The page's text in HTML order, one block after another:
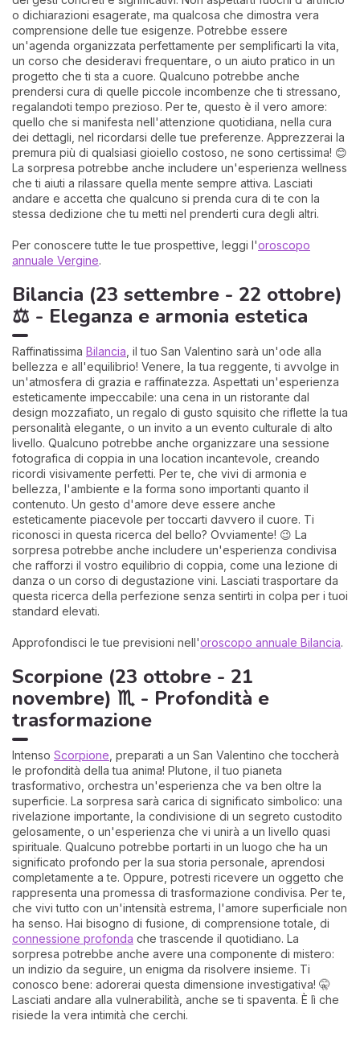
o dichiarazioni esagerate, ma qualcosa che dimostra vera
comprensione delle tue esigenze. Potrebbe essere
un'agenda organizzata perfettamente per semplificarti la vita,
un corso che desideravi frequentare, o un aiuto pratico in un
progetto che ti sta a cuore. Qualcuno potrebbe anche
prendersi cura di quelle piccole incombenze che ti stressano,
regalandoti tempo prezioso. Per te, questo è il vero amore:
quello che si manifesta nell'attenzione quotidiana, nella cura
dei dettagli, nel ricordarsi delle tue preferenze. Apprezzerai la
premura più di qualsiasi gioiello costoso, ne sono certissima! 😊
La sorpresa potrebbe anche includere un'esperienza wellness
che ti aiuti a rilassare quella mente sempre attiva. Lasciati
andare e accetta che qualcuno si prenda cura di te con la
stessa dedizione che tu metti nel prenderti cura degli altri.
Per conoscere tutte le tue prospettive, leggi l'oroscopo
annuale Vergine.
Bilancia (23 settembre - 22 ottobre)
⚖️ - Eleganza e armonia estetica
Raffinatissima Bilancia , il tuo San Valentino sarà un'ode alla
bellezza e all'equilibrio! Venere, la tua reggente, ti avvolge in
un'atmosfera di grazia e raffinatezza. Aspettati un'esperienza
esteticamente impeccabile: una cena in un ristorante dal
design mozzafiato, un regalo di gusto squisito che riflette la tua
personalità elegante, o un invito a un evento culturale di alto
livello. Qualcuno potrebbe anche organizzare una sessione
fotografica di coppia in una location incantevole, creando
ricordi visivamente perfetti. Per te, che vivi di armonia e
bellezza, l'ambiente e la forma sono importanti quanto il
contenuto. Un gesto d'amore deve essere anche
esteticamente piacevole per toccarti davvero il cuore. Ti
riconosci in questa ricerca del bello? Ovviamente! 😉 La
sorpresa potrebbe anche includere un'esperienza condivisa
che rafforzi il vostro equilibrio di coppia, come una lezione di
danza o un corso di degustazione vini. Lasciati trasportare da
questa ricerca della perfezione senza sentirti in colpa per i tuoi
standard elevati.
Approfondisci le tue previsioni nell'oroscopo annuale Bilancia.
Scorpione (23 ottobre - 21
novembre) ♏ - Profondità e
trasformazione
Intenso Scorpione , preparati a un San Valentino che toccherà
le profondità della tua anima! Plutone, il tuo pianeta
trasformativo, orchestra un'esperienza che va ben oltre la
superficie. La sorpresa sarà carica di significato simbolico: una
rivelazione importante, la condivisione di un segreto custodito
gelosamente, o un'esperienza che vi unirà a un livello quasi
spirituale. Qualcuno potrebbe portarti in un luogo che ha un
significato profondo per la sua storia personale, aprendosi
completamente a te. Oppure, potresti ricevere un oggetto che
rappresenta una promessa di trasformazione condivisa. Per te,
che vivi tutto con un'intensità estrema, l'amore superficiale non
ha senso. Hai bisogno di fusione, di comprensione totale, di
connessione profonda che trascende il quotidiano. La
sorpresa potrebbe anche avere una componente di mistero:
un indizio da seguire, un enigma da risolvere insieme. Ti
conosco bene: adorerai questa dimensione investigativa! 🤫
Lasciati andare alla vulnerabilità, anche se ti spaventa. È lì che
risiede la vera intimità che cerchi.